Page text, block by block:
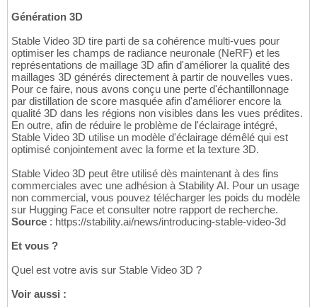
Génération 3D
Stable Video 3D tire parti de sa cohérence multi-vues pour
optimiser les champs de radiance neuronale (NeRF) et les
représentations de maillage 3D afin d'améliorer la qualité des
maillages 3D générés directement à partir de nouvelles vues.
Pour ce faire, nous avons conçu une perte d'échantillonnage
par distillation de score masquée afin d'améliorer encore la
qualité 3D dans les régions non visibles dans les vues prédites.
En outre, afin de réduire le problème de l'éclairage intégré,
Stable Video 3D utilise un modèle d'éclairage démêlé qui est
optimisé conjointement avec la forme et la texture 3D.
Stable Video 3D peut être utilisé dès maintenant à des fins
commerciales avec une adhésion à Stability AI. Pour un usage
non commercial, vous pouvez télécharger les poids du modèle
sur Hugging Face et consulter notre rapport de recherche.
Source : https://stability.ai/news/introducing-stable-video-3d
Et vous ?
Quel est votre avis sur Stable Video 3D ?
Voir aussi :